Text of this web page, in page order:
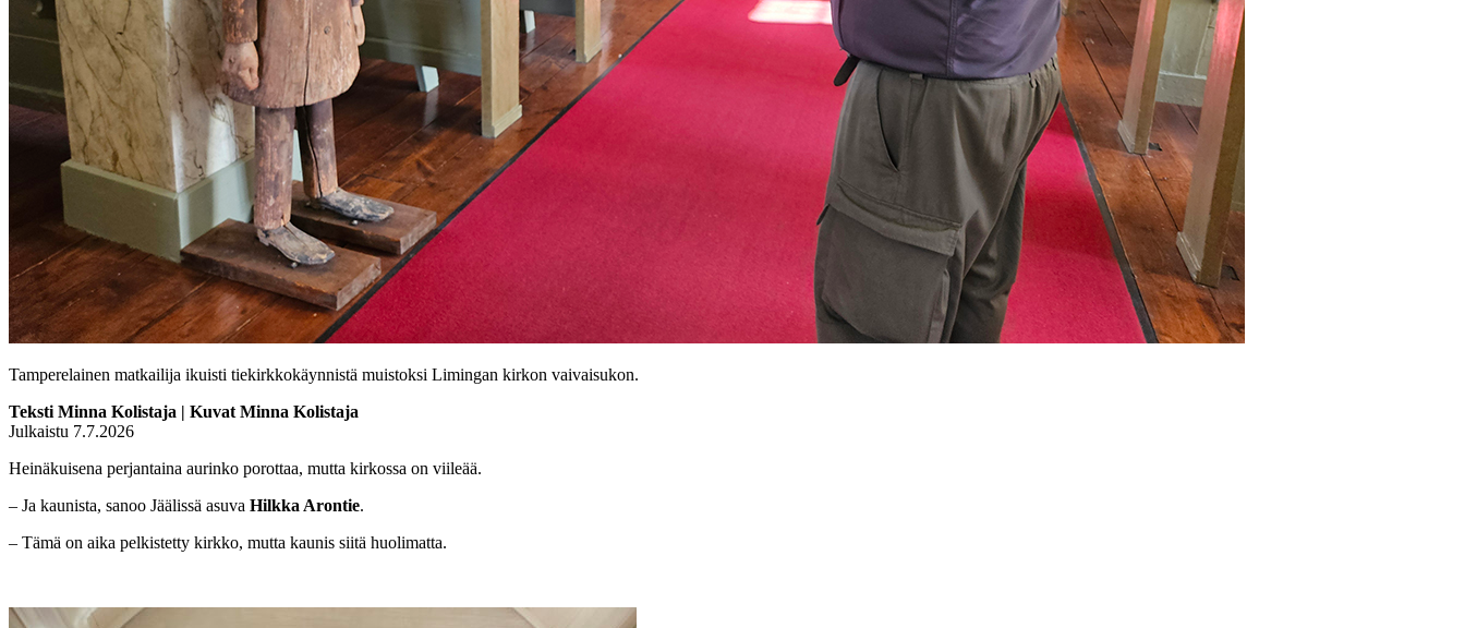
Tamperelainen matkailija ikuisti tiekirkkokäynnistä muistoksi Limingan kirkon vaivaisukon.
Teksti Minna Kolistaja | Kuvat Minna Kolistaja
Julkaistu 7.7.2026
Heinäkuisena perjantaina aurinko porottaa, mutta kirkossa on viileää.
– Ja kaunista, sanoo Jäälissä asuva Hilkka Arontie.
– Tämä on aika pelkistetty kirkko, mutta kaunis siitä huolimatta.